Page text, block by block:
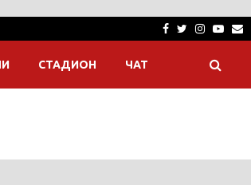
Facebook
Twitter
СТАДИОН ЧАТ